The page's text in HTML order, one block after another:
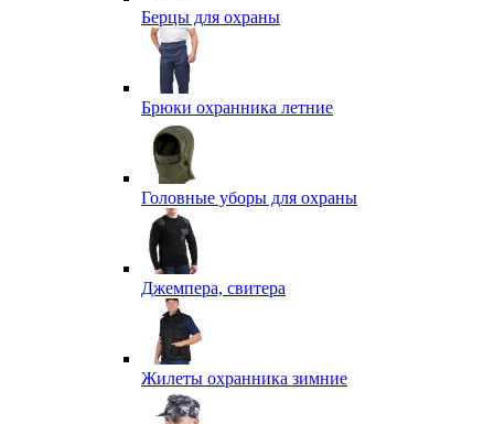
Берцы для охраны
Брюки охранника летние
Головные уборы для охраны
Джемпера, свитера
Жилеты охранника зимние